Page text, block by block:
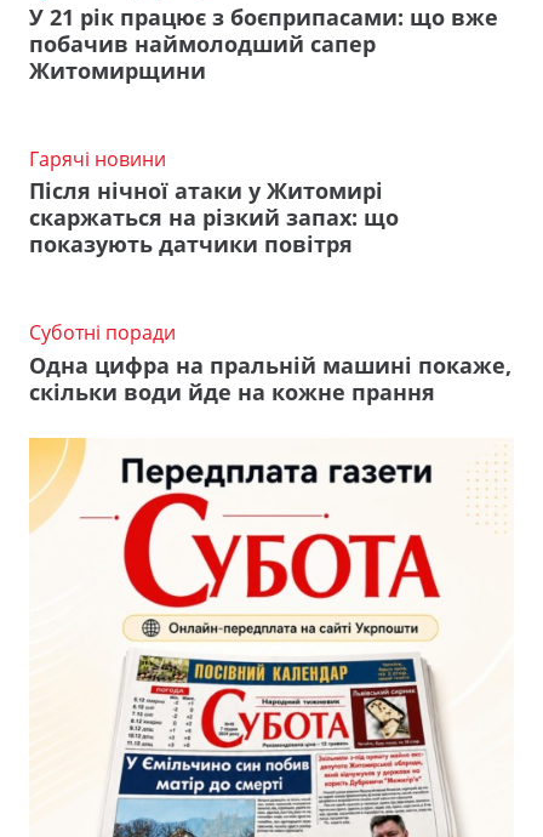
У 21 рік працює з боєприпасами: що вже
побачив наймолодший сапер
Житомирщини
Гарячі новини
Після нічної атаки у Житомирі
скаржаться на різкий запах: що
показують датчики повітря
Суботні поради
Одна цифра на пральній машині покаже,
скільки води йде на кожне прання